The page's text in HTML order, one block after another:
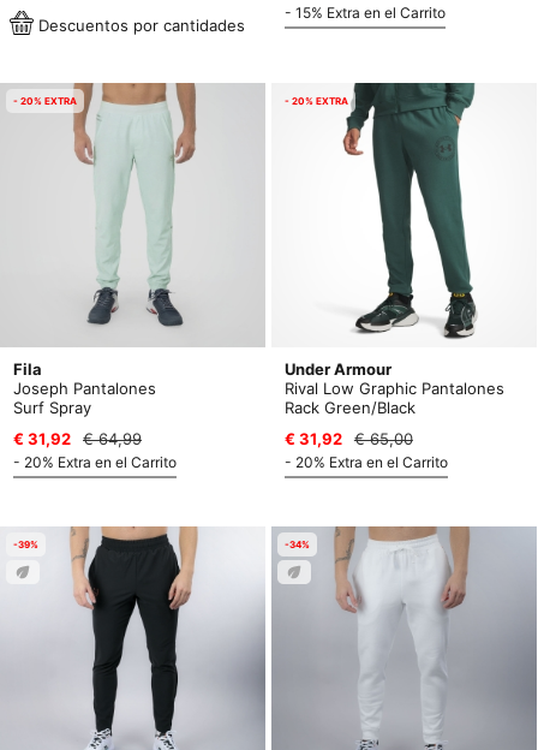
Descuentos por cantidades
- 15% Extra en el Carrito
- 20% EXTRA
Fila
Joseph Pantalones
Surf Spray
€ 31,92
€ 64,99
- 20% Extra en el Carrito
- 20% EXTRA
Under Armour
Rival Low Graphic Pantalones
Rack Green/Black
€ 31,92
€ 65,00
- 20% Extra en el Carrito
-39% -34%